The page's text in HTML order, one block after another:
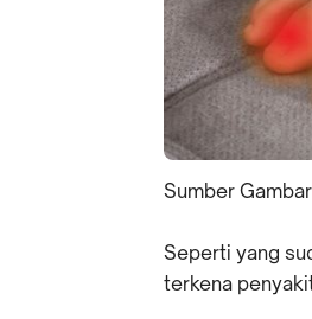
Sumber
Seperti yang
terkena